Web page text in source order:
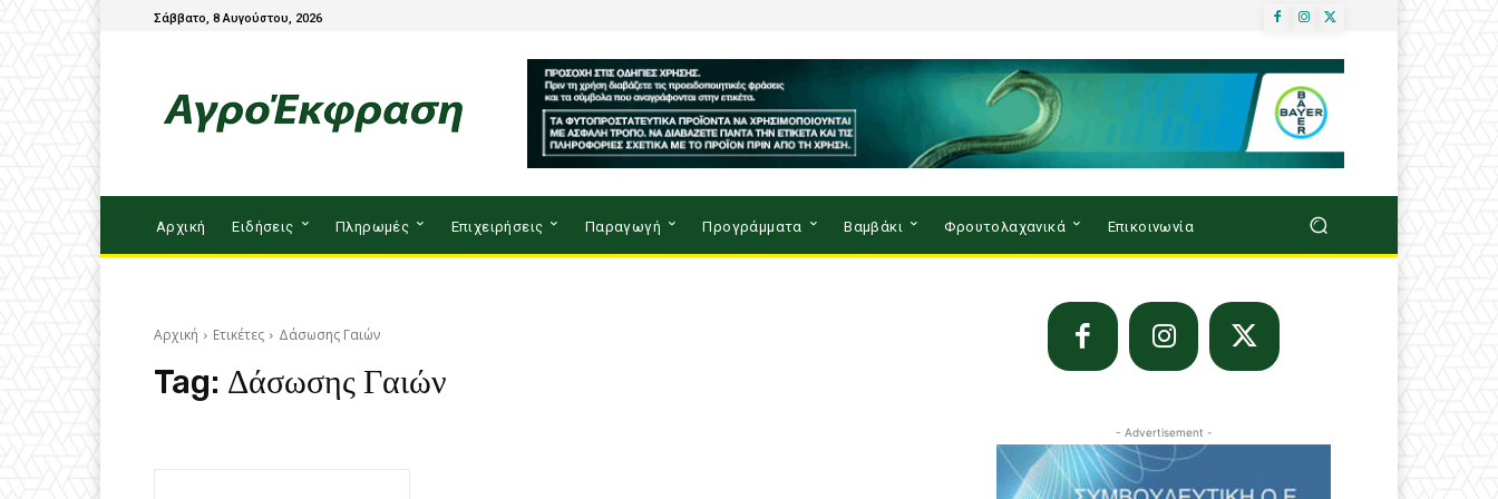
Σάββατο, 8 Αυγούστου, 2026
Αρχική Ειδήσεις Πληρωμές Επιχειρήσεις Παραγωγή Προγράμματα Βαμβάκι Φρουτολαχανικά Επικοινωνία
Αρχική Ετικέτες Δάσωσης Γαιών
Tag: Δάσωσης Γαιών
- Advertisement -